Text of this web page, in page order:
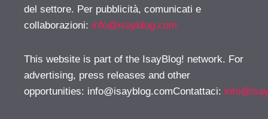
del settore. Per pubblicità, comunicati e
collaborazioni: info@isayblog.com
This website is part of the IsayBlog! network. For
advertising, press releases and other
opportunities: info@isayblog.comContattaci: